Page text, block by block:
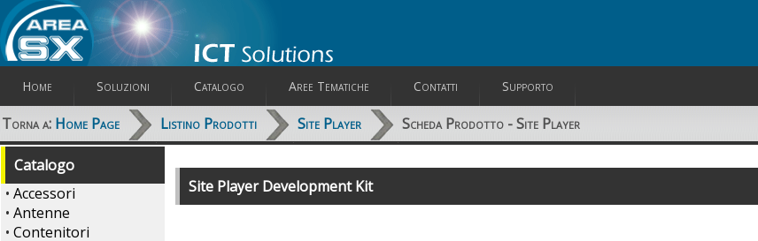
Home Soluzioni Catalogo Aree Tematiche Contatti Supporto
Torna a: Home Page Listino Prodotti Site Player Scheda Prodotto - Site Player
Catalogo
• Accessori
• Antenne
• Contenitori
Site Player Development Kit